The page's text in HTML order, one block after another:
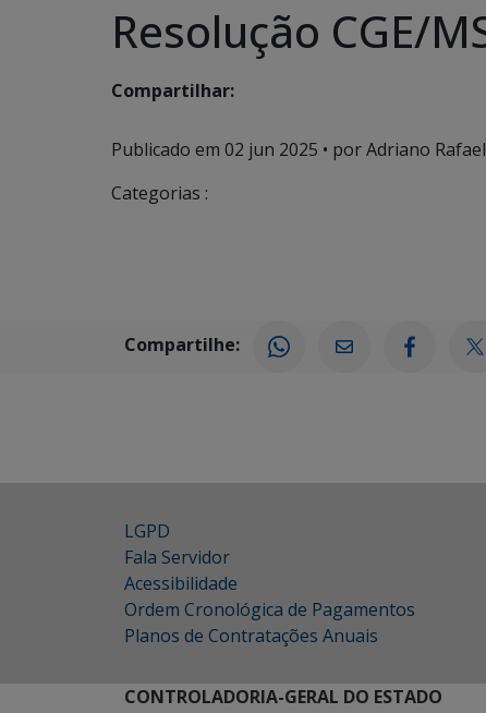
Resolução CGE/
Compartilhar:
Publicado em 02 jun 2025 • por Adriano
Categorias :
Compartilhe:
LGPD
Fala Servidor
Acessibilidade
Ordem Cronológica de Pagamentos
Planos de Contratações Anuais
CONTROLADORIA-GERAL DO ESTADO